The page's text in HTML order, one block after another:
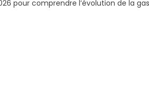
pour comprendre l’évolution de la